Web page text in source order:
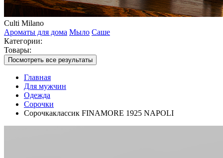
Culti Milano
Ароматы для дома Мыло Саше
Категории:
Товары:
Посмотреть все результаты
Главная
Для мужчин
Одежда
Сорочки
Сорочкаклассик FINAMORE 1925 NAPOLI